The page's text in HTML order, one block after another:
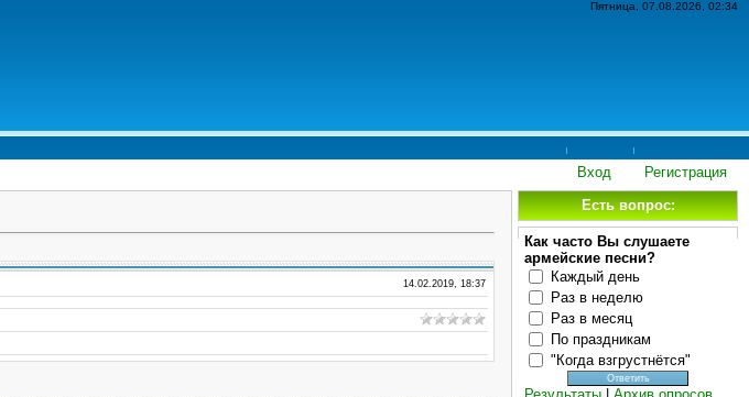
Пятница, 07.08.2026, 02:34
Регистрация
Вход
14.02.2019, 18:37
Есть вопрос:
Как часто Вы слушаете
армейские песни?
Каждый день
Раз в неделю
Раз в месяц
По праздникам
"Когда взгрустнётся"